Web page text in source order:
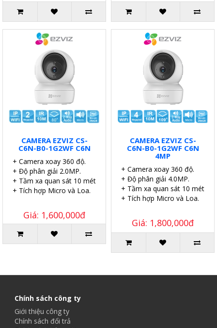
CAMERA EZVIZ CS-
C6N-B0-1G2WF C6N
+ Camera xoay 360 độ.
+ Độ phân giải 2.0MP.
+ Tầm xa quan sát 10 mét.
+ Tích hợp Micro và Loa.
Giá: 1,600,000đ
CAMERA EZVIZ CS-
C6N-B0-1G2WF C6N
4MP
+ Camera xoay 360 độ.
+ Độ phân giải 4.0MP.
+ Tầm xa quan sát 10 mét.
+ Tích hợp Micro và Loa.
Giá: 1,800,000đ
Chính sách công ty
Giới thiệu công ty
Chính sách đổi trả